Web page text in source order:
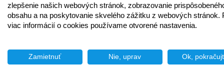
zlepšenie našich webových stránok, zobrazovanie
obsahu a na poskytovanie skvelého zážitku z webových stránok.
viac informácií o cookies používame otvorené nastavenia.
Zamietnuť Nie, uprav Ok,